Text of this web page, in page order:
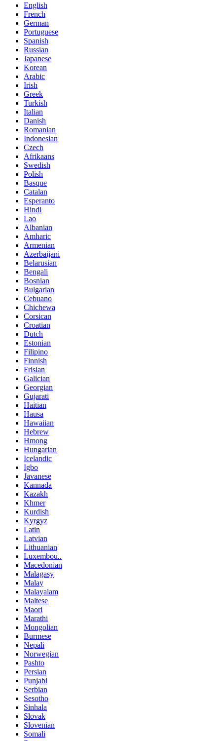
English
French
German
Portuguese
Spanish
Russian
Japanese
Korean
Arabic
Irish
Greek
Turkish
Italian
Danish
Romanian
Indonesian
Czech
Afrikaans
Swedish
Polish
Basque
Catalan
Esperanto
Hindi
Lao
Albanian
Amharic
Armenian
Azerbaijani
Belarusian
Bengali
Bosnian
Bulgarian
Cebuano
Chichewa
Corsican
Croatian
Dutch
Estonian
Filipino
Finnish
Frisian
Galician
Georgian
Gujarati
Haitian
Hausa
Hawaiian
Hebrew
Hmong
Hungarian
Icelandic
Igbo
Javanese
Kannada
Kazakh
Khmer
Kurdish
Kyrgyz
Latin
Latvian
Lithuanian
Luxembou..
Macedonian
Malagasy
Malay
Malayalam
Maltese
Maori
Marathi
Mongolian
Burmese
Nepali
Norwegian
Pashto
Persian
Punjabi
Serbian
Sesotho
Sinhala
Slovak
Slovenian
Somali